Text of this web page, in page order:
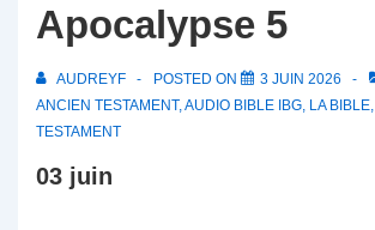
Apocalypse 5
AUDREYF POSTED ON 3 JUIN 2026
ANCIEN TESTAMENT,AUDIO BIBLE IBG, LA BIBLE,
TESTAMENT
03 juin